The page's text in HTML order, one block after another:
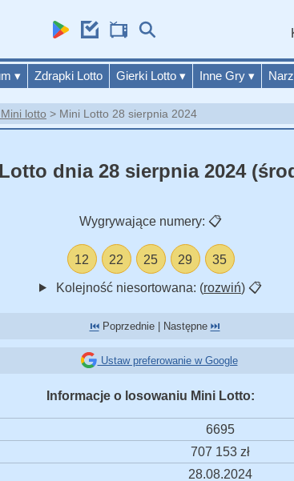
▾ Zdrapki Lotto Gierki Lotto ▾ Inne Gry ▾
lotto Mini Lotto 28 sierpnia 2024
dnia 28 sierpnia 2024
Wygrywające numery: 📋
12 22 25 29 35
Kolejność niesortowana: (rozwiń) 📋
⏮️Poprzednie | Następne ⏭️
Ustaw preferowanie w Google
Informacje o losowaniu Mini Lotto:
6695
707 153 zł
28.08.2024